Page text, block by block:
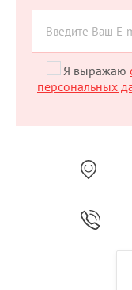
Я выражаю
персональных